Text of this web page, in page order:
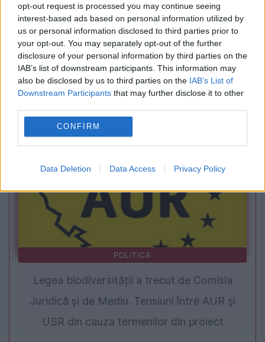
opt-out request is processed you may continue seeing
interest-based ads based on personal information utilized by
us or personal information disclosed to third parties prior to
your opt-out. You may separately opt-out of the further
disclosure of your personal information by third parties on the
IAB’s list of downstream participants. This information may
also be disclosed by us to third parties on the IAB’s List of
Downstream Participants that may further disclose it to other
CONFIRM
Data Deletion Data Access Privacy Policy
INTERNATIONAL
Iran și Oman au convenit un nou traseu de
tranzit navelor, în ciuda opoziției SUA
POLITICA
Legea biodiversității a trecut de Comisia
Juridică și de Mediu. Tensiuni între AUR și
USR din cauza termenilor din proiect